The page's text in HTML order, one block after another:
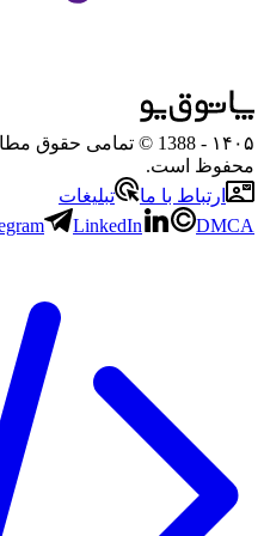
۱۴۰۵
- 1388 © تمامی حقوق
محفوظ است.
ارتباط با ما
تبلیغات
LinkedIn DMCA